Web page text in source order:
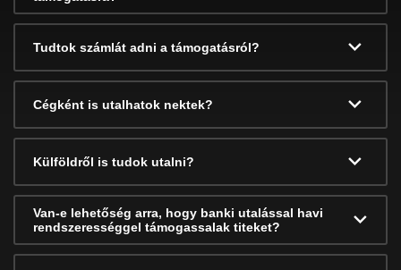
Tudtok számlát adni a támogatásról?
Cégként is utalhatok nektek?
Külföldről is tudok utalni?
Van-e lehetőség arra, hogy banki utalással havi
rendszerességgel támogassalak titeket?